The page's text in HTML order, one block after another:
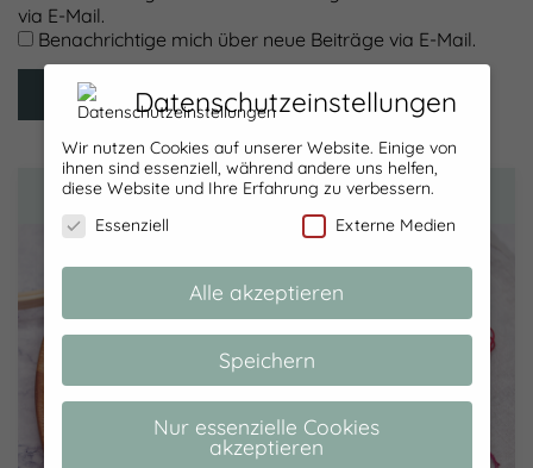
via E-Mail.
Benachrichtige mich über neue Beiträge via E-Mail.
SCHÖN, DASS DU HIER BIST!
Datenschutzeinstellungen
Wir nutzen Cookies auf unserer Website. Einige von
ihnen sind essenziell, während andere uns helfen,
diese Website und Ihre Erfahrung zu verbessern.
Essenziell
Externe Medien
Alle akzeptieren
Speichern
Nur essenzielle Cookies
akzeptieren